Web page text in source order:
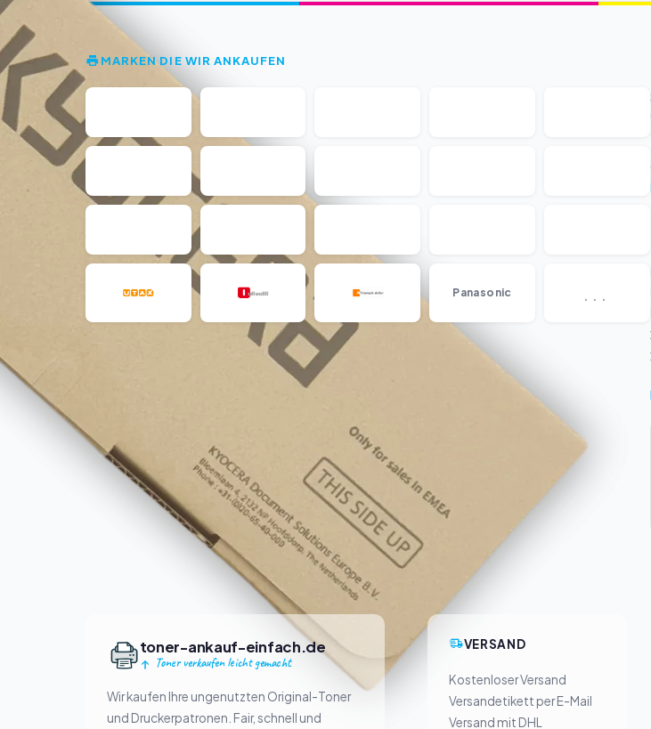
MARKEN DIE WIR ANKAUFEN
Panasonic ...
toner-ankauf-einfach.de
Toner verkaufen leicht gemacht
Wir kaufen Ihre ungenutzten Original-Toner
und Druckerpatronen. Fair, schnell und
VERSAND
Kostenloser Versand
Versandetikett per E-Mail
Versand mit DHL